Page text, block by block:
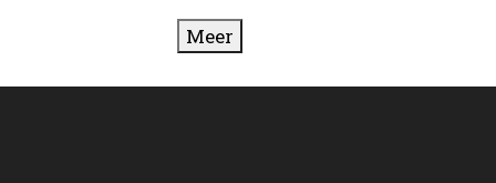
Meer